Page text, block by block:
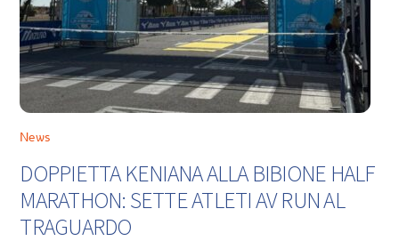
News
DOPPIETTA KENIANA ALLA BIBIONE HALF
MARATHON: SETTE ATLETI AV RUN AL
TRAGUARDO